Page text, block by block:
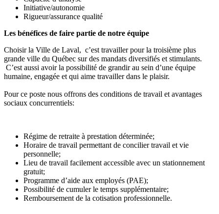
Initiative/autonomie
Rigueur/assurance qualité
Les bénéfices de faire partie de notre équipe
Choisir la Ville de Laval, c’est travailler pour la troisième plus
grande ville du Québec sur des mandats diversifiés et stimulants.
C’est aussi avoir la possibilité de grandir au sein d’une équipe
humaine, engagée et qui aime travailler dans le plaisir.
Pour ce poste nous offrons des conditions de travail et avantages
sociaux concurrentiels:
Régime de retraite à prestation déterminée;
Horaire de travail permettant de concilier travail et vie
personnelle;
Lieu de travail facilement accessible avec un stationnement
gratuit;
Programme d’aide aux employés (PAE);
Possibilité de cumuler le temps supplémentaire;
Remboursement de la cotisation professionnelle.